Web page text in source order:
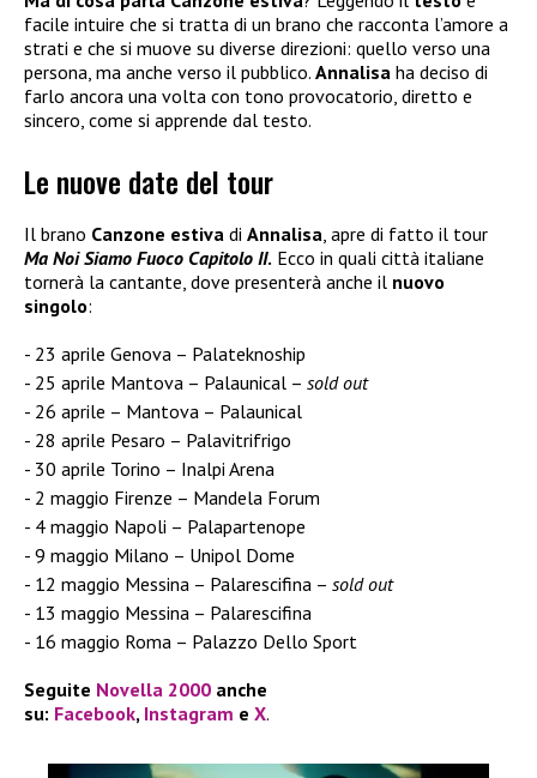
facile intuire che si tratta di un brano che racconta l’amore a
strati e che si muove su diverse direzioni: quello verso una
persona, ma anche verso il pubblico. Annalisa ha deciso di
farlo ancora una volta con tono provocatorio, diretto e
sincero, come si apprende dal testo.
Le nuove date del tour
Il brano Canzone estiva di Annalisa , apre di fatto il tour
Ma Noi Siamo Fuoco Capitolo II. Ecco in quali città italiane
tornerà la cantante, dove presenterà anche il nuovo
singolo:
23 aprile Genova – Palateknoship
25 aprile Mantova – Palaunical – sold out
26 aprile – Mantova – Palaunical
28 aprile Pesaro – Palavitrifrigo
30 aprile Torino – Inalpi Arena
2 maggio Firenze – Mandela Forum
4 maggio Napoli – Palapartenope
9 maggio Milano – Unipol Dome
12 maggio Messina – Palarescifina – sold out
13 maggio Messina – Palarescifina
16 maggio Roma – Palazzo Dello Sport
Seguite Novella 2000 anche
su: Facebook, Instagram e X.